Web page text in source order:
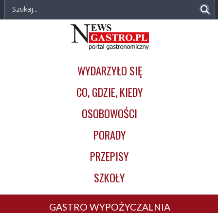
Przejdź do treści
NewsGastro.pl
gastronomiczny
WYDARZYŁO SIĘ
CO, GDZIE, KIEDY
OSOBOWOŚCI
PORADY
PRZEPISY
SZKOŁY
GASTRO WYPOŻYCZALNIA